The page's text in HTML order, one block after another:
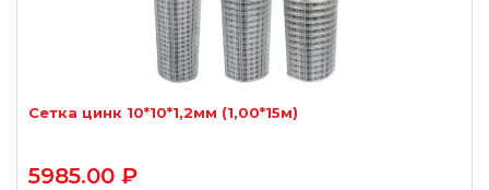
Сетка цинк 10*10*1,2мм (1,00*15м)
5985.00 ₽